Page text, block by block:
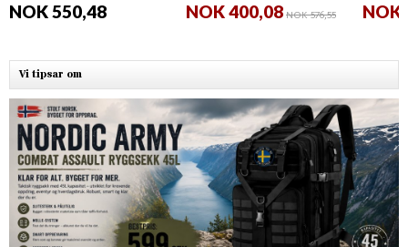
NOK 550,48 NOK 400,08NOK 576,55 NOK
Vi tipsar om